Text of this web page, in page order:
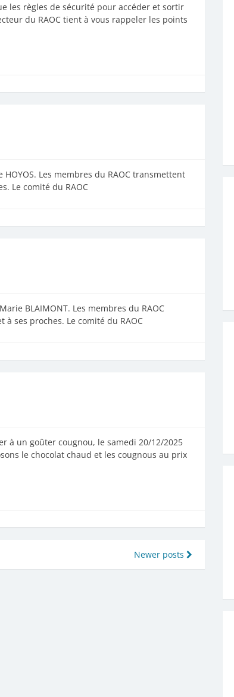
les règles de sécurité pour accéder et sortir
du RAOC tient à vous rappeler les points
Les membres du RAOC transmettent
Le comité du RAOC
BLAIMONT. Les membres du RAOC
ses proches. Le comité du RAOC
à un goûter cougnou, le samedi 20/12/2025
le chocolat chaud et les cougnous au prix
Newer posts